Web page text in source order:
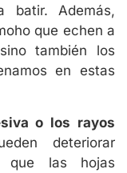
batir. Además,
que echen a
también los
en estas
o los rayos
deteriorar
que las hojas